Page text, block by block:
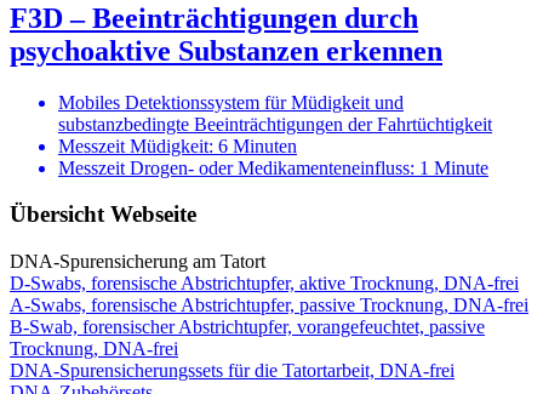
F3D – Beeinträchtigungen durch
psychoaktive Substanzen erkennen
Mobiles Detektionssystem für Müdigkeit und
substanzbedingte Beeinträchtigungen der Fahrtüchtigkeit
Messzeit Müdigkeit: 6 Minuten
Messzeit Drogen- oder Medikamenteneinfluss: 1 Minute
Übersicht Webseite
DNA-Spurensicherung am Tatort
D-Swabs, forensische Abstrichtupfer, aktive Trocknung, DNA-frei
A-Swabs, forensische Abstrichtupfer, passive Trocknung, DNA-frei
B-Swab, forensischer Abstrichtupfer, vorangefeuchtet, passive
Trocknung, DNA-frei
DNA-Spurensicherungssets für die Tatortarbeit, DNA-frei